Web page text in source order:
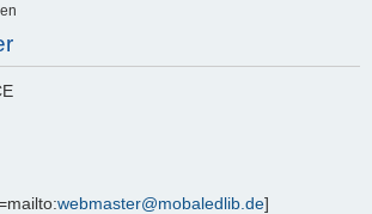
webmaster@mobaledlib.de]